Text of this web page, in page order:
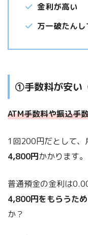
金利が高い
万一破たん
①手数料が安い
ATM手数料や振込手
1回200円だとして、
4,800円かかります。
普通預金の金利は
4,800円をもらうた
か？